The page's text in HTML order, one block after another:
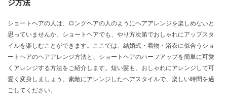
ジ方法
ショートヘアの人は、ロングヘアの人のようにヘアアレンジを楽しめないと
思っていませんか。ショートヘアでも、やり方次第でおしゃれにアップスタ
イルを楽しむことができます。ここでは、結婚式・着物・浴衣に似合うショ
ートヘアのヘアアレンジ方法と、ショートヘアのハーフアップを簡単に可愛
くアレンジする方法をご紹介します。短い髪も、おしゃれにアレンジして可
愛く変身しましょう。素敵にアレンジしたヘアスタイルで、楽しい時間を過
ごしてください。